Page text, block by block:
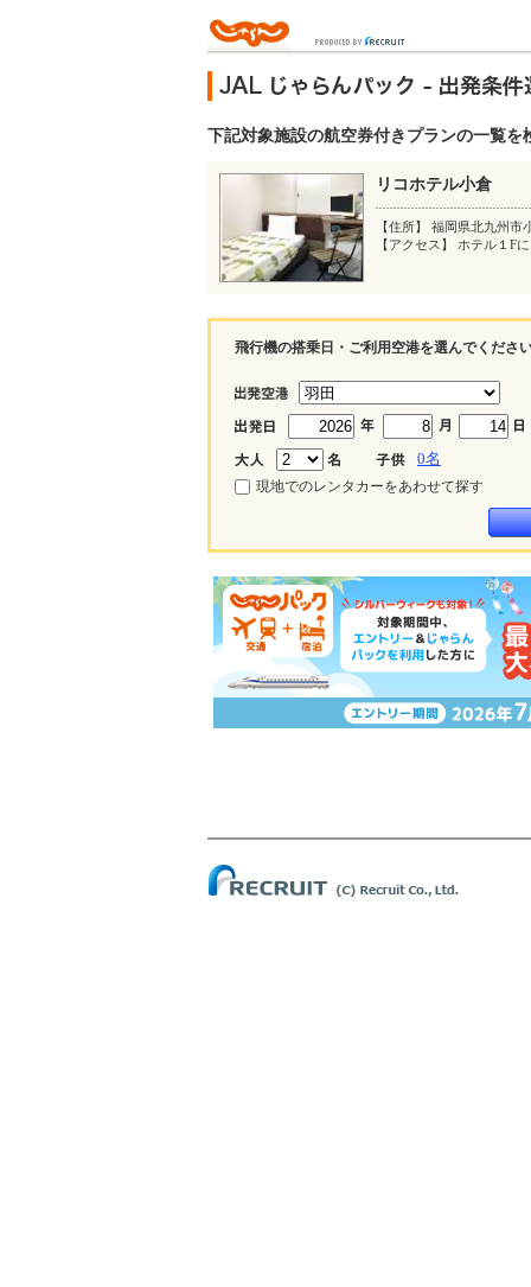
下記対象施設の航空券付きプランの一覧を
リコホテル小倉
【住所】 福岡県北九州
【アクセス】 ホテル１F
飛行機の搭乗日・ご利用空港を選んでくださ
0名
現地でのレンタカーをあわせて探す